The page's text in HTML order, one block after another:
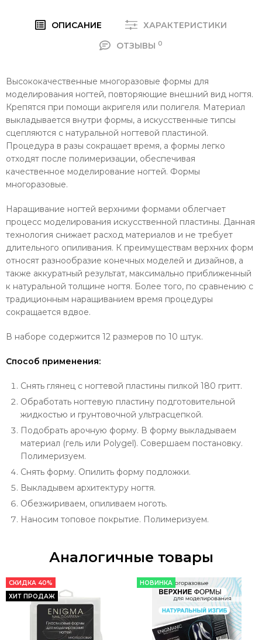
ОПИСАНИЕ
ХАРАКТЕРИСТИКИ
ОТЗЫВЫ 0
Высококачественные многоразовые формы для
моделирования ногтей, повторяющие внешний вид ногтя.
Крепятся при помощи акригеля или полигеля. Материал
выкладывается внутри формы, а искусственные типсы
сцепляются с натуральной ногтевой пластиной.
Процедура в разы сокращает время, а формы легко
отходят после полимеризации, обеспечивая
качественное моделирование ногтей. Формы
многоразовые.
Наращивание ногтей верхними формами облегчает
процесс моделирования искусственной пластины. Данная
технология снижает расход материалов и не требует
длительного опиливания. К преимуществам верхних форм
относят разнообразие конечных моделей и дизайнов, а
также аккуратный результат, максимально приближенный
к натуральной толщине ногтя. Более того, по сравнению с
традиционным наращиванием время процедуры
сокращается вдвое.
В наборе содержится 12 размеров по 10 штук.
Способ применения:
Снять глянец с ногтевой пластины пилкой 180 гритт.
Обработать ногтевую пластину подготовительной
жидкостью и грунтовочной ультрасцепкой.
Подобрать арочную форму. В форму выкладываем
материал (гель или Polygel). Совершаем постановку.
Полимеризуем.
Снять форму. Опилить форму подложки.
Выкладывем архитектуру ногтя.
Обезжириваем, опиливаем ноготь.
Наносим топовое покрытие. Полимеризуем.
Аналогичные товары
СКИДКА 40%
ХИТ ПРОДАЖ
НОВИНКА